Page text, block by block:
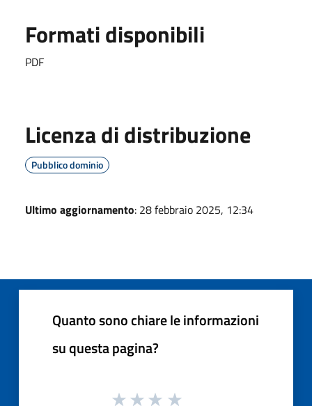
Formati disponibili
PDF
Licenza di distribuzione
Pubblico dominio
Ultimo aggiornamento: 28 febbraio 2025, 12:34
Quanto sono chiare le informazioni
su questa pagina?